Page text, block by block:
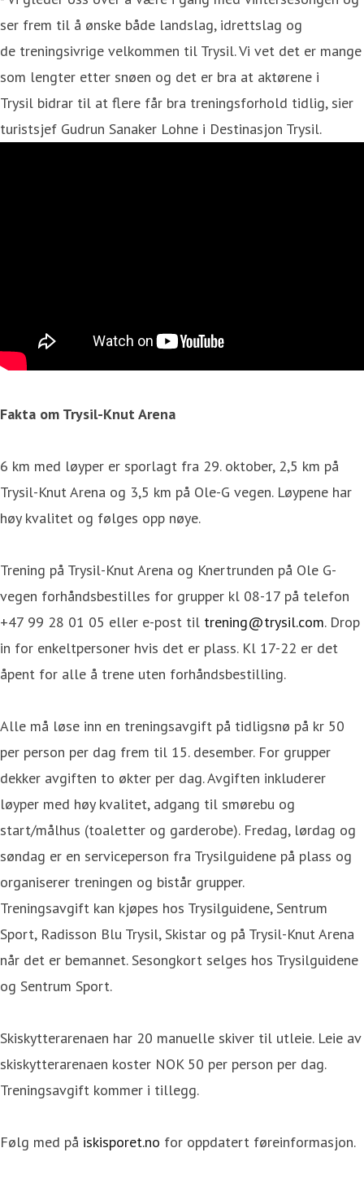
ser frem til å ønske både landslag, idrettslag og
de treningsivrige velkommen til Trysil. Vi vet det er mange
som lengter etter snøen og det er bra at aktørene i
Trysil bidrar til at flere får bra treningsforhold tidlig, sier
turistsjef Gudrun Sanaker Lohne i Destinasjon Trysil.
Fakta om Trysil-Knut Arena
6 km med løyper er sporlagt fra 29. oktober, 2,5 km på
Trysil-Knut Arena og 3,5 km på Ole-G vegen. Løypene har
høy kvalitet og følges opp nøye.
Trening på Trysil-Knut Arena og Knertrunden på Ole G-
vegen forhåndsbestilles for grupper kl 08-17 på telefon
+47 99 28 01 05 eller e-post til trening@trysil.com. Drop
in for enkeltpersoner hvis det er plass. Kl 17-22 er det
åpent for alle å trene uten forhåndsbestilling.
Alle må løse inn en treningsavgift på tidligsnø på kr 50
per person per dag frem til 15. desember. For grupper
dekker avgiften to økter per dag. Avgiften inkluderer
løyper med høy kvalitet, adgang til smørebu og
start/målhus (toaletter og garderobe). Fredag, lørdag og
søndag er en serviceperson fra Trysilguidene på plass og
organiserer treningen og bistår grupper.
Treningsavgift kan kjøpes hos Trysilguidene, Sentrum
Sport, Radisson Blu Trysil, Skistar og på Trysil-Knut Arena
når det er bemannet. Sesongkort selges hos Trysilguidene
og Sentrum Sport.
Skiskytterarenaen har 20 manuelle skiver til utleie. Leie av
skiskytterarenaen koster NOK 50 per person per dag.
Treningsavgift kommer i tillegg.
Følg med på iskisporet.no for oppdatert føreinformasjon.